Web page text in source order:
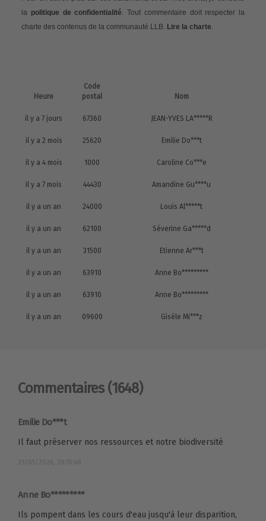
la politique de confidentialité. Tout commentaire doit respecter la
charte des contenus de la communauté LLB. Lire la charte.
Heure
Code
postal
Nom
il y a 7 jours 67360 JEAN-YVES LA*****R
il y a 2 mois 25620 Emilie Do***t
il y a 4 mois 1000 Caroline Co***e
il y a 7 mois 44430 Amandine Gu****u
il y a un an 24000 Louis Al*****t
il y a un an 62100 Séverine Ga*****d
il y a un an 31500 Etienne Ar***t
il y a un an 63910 Anne Bo*********
il y a un an 63910 Anne Bo*********
il y a un an 09600 Gisèle Mi***z
Commentaires (1648)
Emilie Do***t
Il faut préserver nos ressources et notre biodiversité
25/05/2026, 20:51:48
Anne Bo*********
Ils pompent dans les cours d'eau jusqu'à leur disparition,